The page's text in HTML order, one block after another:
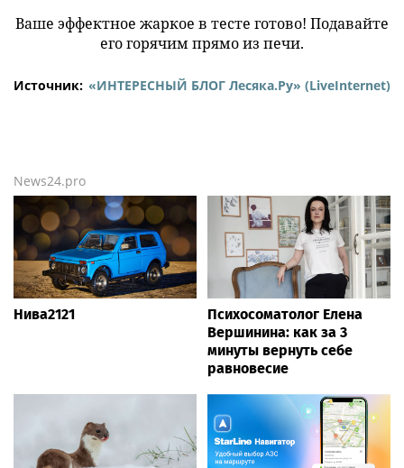
Ваше эффектное жаркое в тесте готово! Подавайте
его горячим прямо из печи.
Источник: «ИНТЕРЕСНЫЙ БЛОГ Лесяка.Ру» (LiveInternet)
News24.pro
Нива2121
Психосоматолог Елена
Вершинина: как за 3
минуты вернуть себе
равновесие